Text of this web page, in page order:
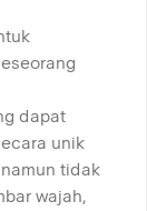
dapat
unik
tidak
wajah,